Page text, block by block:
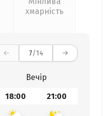
хмарність
7/14
Вечір
18:00 21:00